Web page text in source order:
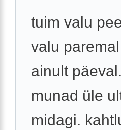
tuim valu
valu
ainult
munad üle
midagi.